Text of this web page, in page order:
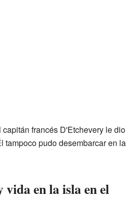
francés D'Etchevery le dio
tampoco pudo desembarcar en la
en la isla en el